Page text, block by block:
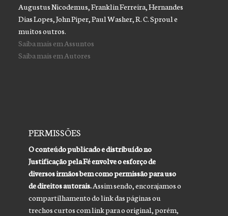
Augustus Nicodemus, Franklin Ferreira, Hernandes
Dias Lopes, John Piper, Paul Washer, R. C. Sproul e
muitos outros.
Saiba mais em Assuntos
Saiba mais em Autores
PERMISSÕES
O conteúdo publicado e distribuído no
Justificação pela Fé envolve o esforço de
diversos irmãos bem como permissão para uso
de direitos autorais.Assim sendo, encorajamos o
compartilhamento do link das páginas ou
trechos curtos com link para o original, porém,